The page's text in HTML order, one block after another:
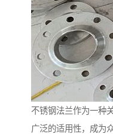
不锈钢法兰作为一种
广泛的适用性，成为